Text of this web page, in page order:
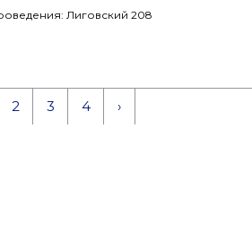
Лиговский 208
2 3 4 ›